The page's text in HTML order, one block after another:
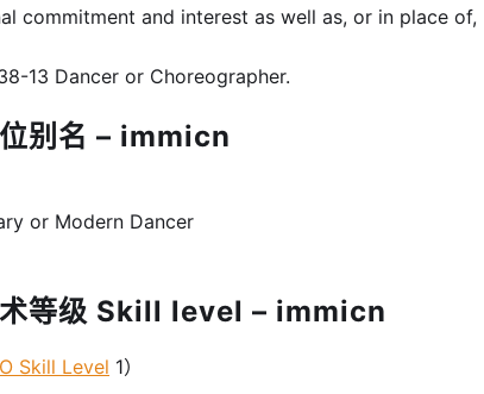
commitment and interest as well as, or in place of,
13 Dancer or Choreographer.
别名 – immicn
or Modern Dancer
术等级 Skill level – immicn
Skill Level 1）